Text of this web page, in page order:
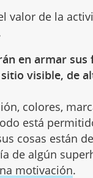
valor de la
en armar sus
visible, de
colores,
está
cosas están
de algún
motivación.